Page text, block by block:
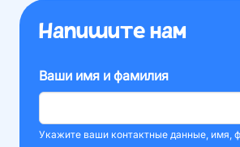
Напишите нам
Ваши имя и фамилия
Укажите ваши контактные данные, имя,